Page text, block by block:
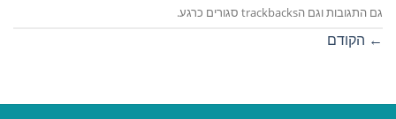
גם התגובות וגם הtrackbacks סגורים כרגע.
← הקודם